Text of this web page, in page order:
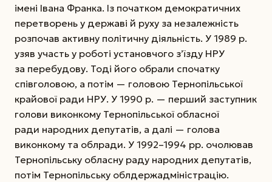
імені Івана Франка. Із початком демократичних
перетворень у державі й руху за незалежність
розпочав активну політичну діяльність. У 1989 р.
узяв участь у роботі установчого з’їзду НРУ
за перебудову. Тоді його обрали спочатку
співголовою, а потім — головою Тернопільської
крайової ради НРУ. У 1990 р. — перший заступник
голови виконкому Тернопільської обласної
ради народних депутатів, а далі — голова
виконкому та облради. У 1992–1994 рр. очолював
Тернопільську обласну раду народних депутатів,
потім Тернопільську облдержадміністрацію.